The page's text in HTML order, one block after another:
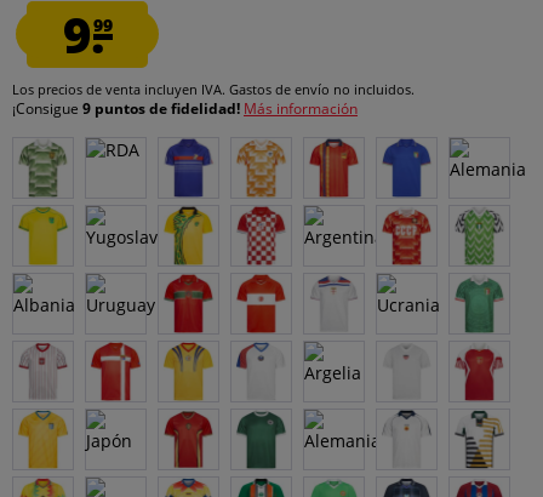
9.99
Los precios de venta incluyen IVA. Gastos de envío no incluidos.
¡Consigue 9 puntos de fidelidad! Más información